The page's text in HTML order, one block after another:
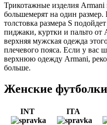
Трикотажные изделия
большемерят на один
толстовка размера S
пиджаки, куртки и пальто от
верхняя мужская одежда
плечевого пояса. Если у вас
верхнюю одежду Armani,
больше.
Женские
INT ITA